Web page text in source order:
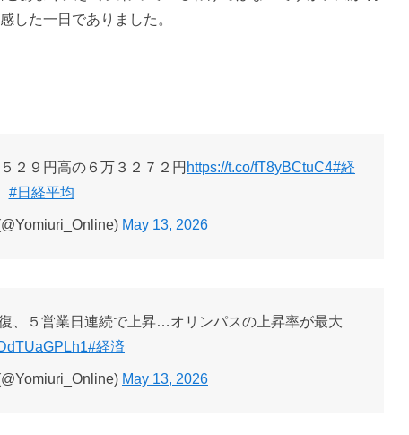
した一日でありました。
２９円高の６万３２７２円 https://t.co/fT8yBCtuC4#経
#日経平均
May 13, 2026
、５営業日連続で上昇…オリンパスの上昇率が最大
#経済
May 13, 2026